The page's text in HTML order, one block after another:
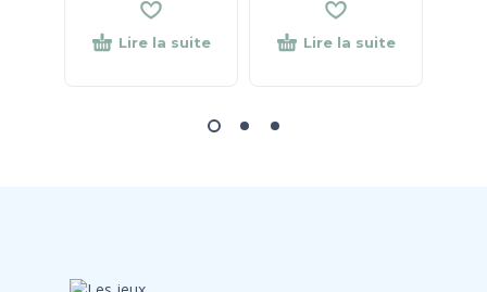
Lire la suite Lire la suite